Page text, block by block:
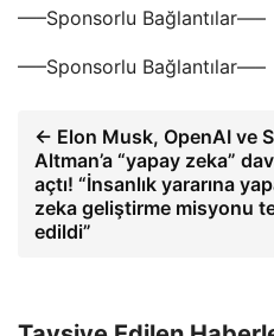
—–Sponsorlu Bağlantılar—–
—–Sponsorlu Bağlantılar—–
← Elon Musk, OpenAI ve
Altman’a “yapay zeka”
açtı! “İnsanlık yararına
zeka geliştirme misyonu
edildi”